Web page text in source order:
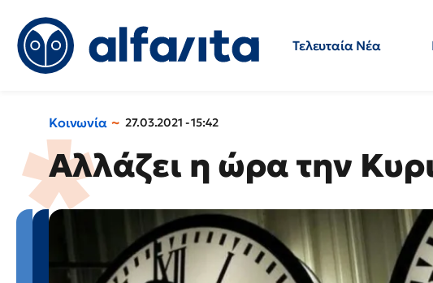
Τελευταία Νέα
Κοινωνία 27.03.2021 - 15:42
Αλλάζει η ώρα την